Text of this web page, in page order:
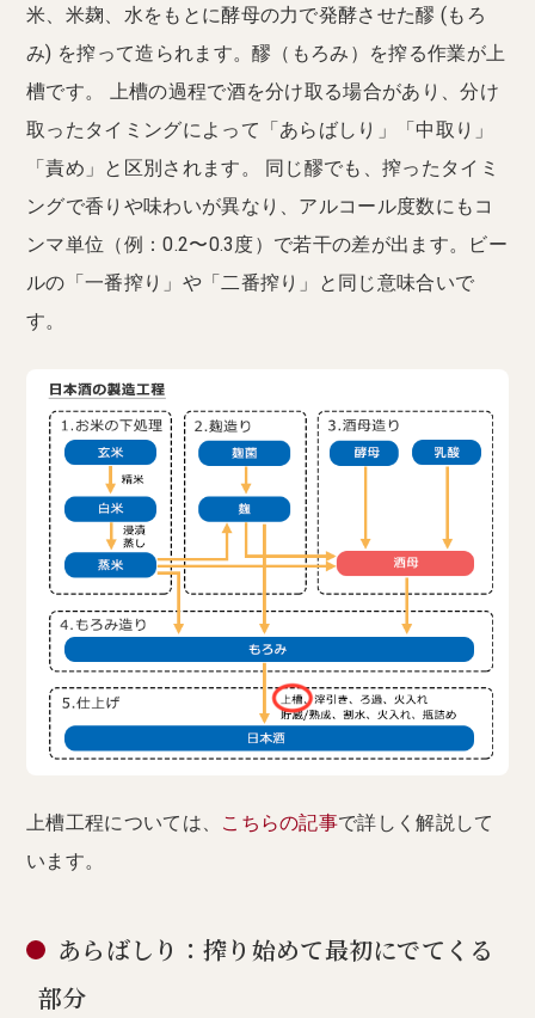
米、米麹、水をもとに酵母の力で発酵させた醪 (もろ
み) を搾って造られます。醪（もろみ）を搾る作業が上
槽です。 上槽の過程で酒を分け取る場合があり、分け
取ったタイミングによって「あらばしり」「中取り」
「責め」と区別されます。 同じ醪でも、搾ったタイミ
ングで香りや味わいが異なり、アルコール度数にもコ
ンマ単位（例：0.2〜0.3度）で若干の差が出ます。ビー
ルの「一番搾り」や「二番搾り」と同じ意味合いで
す。
上槽工程については、 こちらの記事で詳しく解説して
います。
あらばしり：搾り始めて最初にでてくる
部分